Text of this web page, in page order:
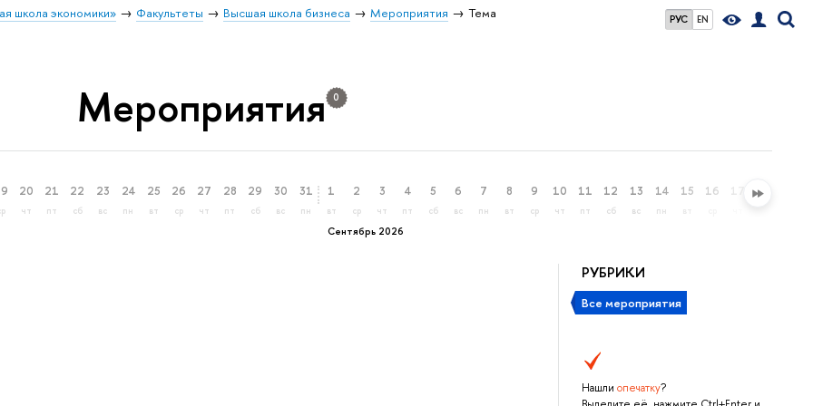
РУС EN
школа экономики» Факультеты Высшая школа бизнеса Мероприятия
Тема
Мероприятия 0
20
чт
21
пт
22
сб
23
вс
24
пн
25
вт
26
ср
27
чт
28
пт
29
сб
30
вс
31
пн
Сентябрь 2026
1
вт
2
ср
3
чт
4
пт
5
сб
6
вс
7
пн
8
вт
9
ср
10
чт
11
пт
12
сб
13
вс
14
пн
15 16 17 18
РУБРИКИ
Все мероприятия
Нашли опечатку?